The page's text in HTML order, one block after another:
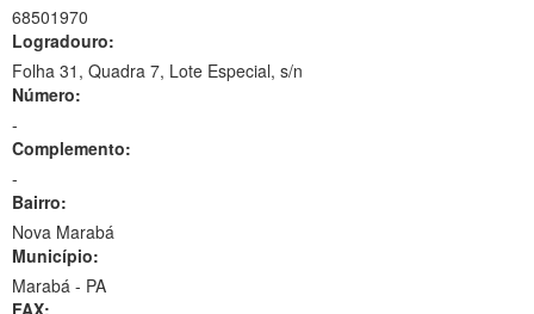
68501970
Logradouro:
Folha 31, Quadra 7, Lote Especial, s/n
Número:
-
Complemento:
-
Bairro:
Nova Marabá
Município:
Marabá - PA
FAX: